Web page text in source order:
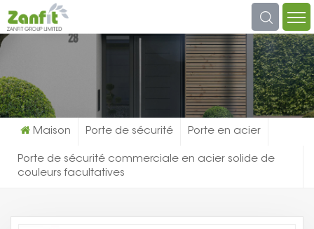
Maison Porte de sécurité Porte en acier
Porte de sécurité commerciale en acier solide de
couleurs facultatives